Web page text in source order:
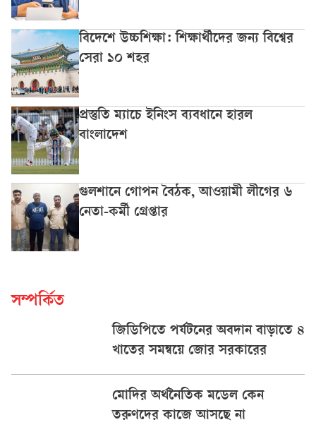
বিদেশে উচ্চশিক্ষা: শিক্ষার্থীদের জন্য বিশ্বের
সেরা ১০ শহর
প্রস্তুতি ম্যাচে ইনিংস ব্যবধানে হারল
বাংলাদেশ
গুলশানে গোপন বৈঠক, আওয়ামী লীগের ৬
নেতা-কর্মী গ্রেপ্তার
সম্পর্কিত
জিডিপিতে পর্যটনের অবদান বাড়াতে ৪
খাতের সমন্বয়ে জোর সরকারের
মোদির অর্থনৈতিক মডেল কেন
তরুণদের কাজে আসছে না